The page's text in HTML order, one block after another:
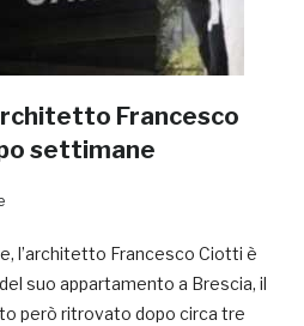
Francesco
settimane
l’architetto Francesco Ciotti è
suo appartamento a Brescia, il
però ritrovato dopo circa tre